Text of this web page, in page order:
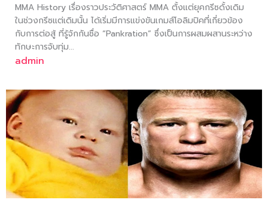
MMA History เรื่องราวประวัติศาสตร์ MMA ตั้งแต่ยุคกรีซดั้งเดิม
ในช่วงกรีซแต่เดิมนั้น ได้เริ่มมีการแข่งขันเกมส์โอลิมปิคที่เกี่ยวข้อง
กับการต่อสู้ ที่รู้จักกันชื่อ “Pankration” ซึ่งเป็นการผสมผสานระหว่าง
ทักษะการจับทุ่ม...
admin